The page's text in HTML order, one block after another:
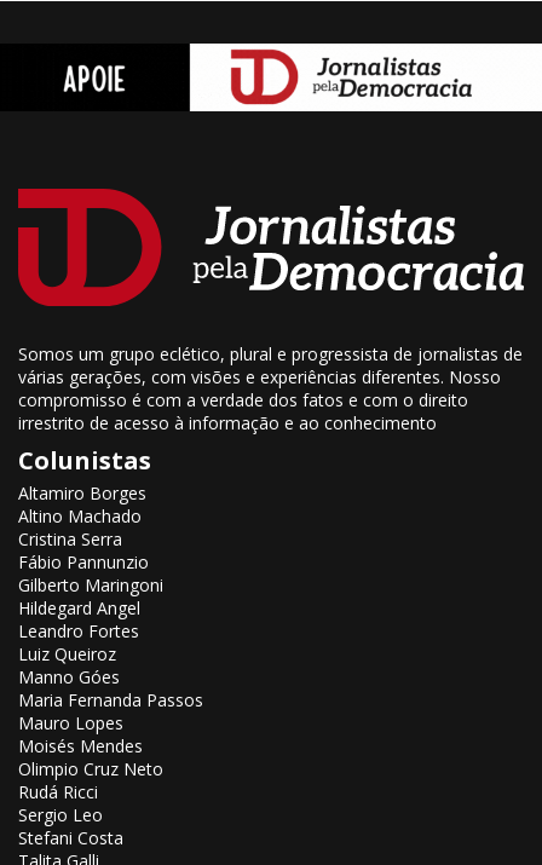
Somos um grupo eclético, plural e progressista de jornalistas de
várias gerações, com visões e experiências diferentes. Nosso
compromisso é com a verdade dos fatos e com o direito
irrestrito de acesso à informação e ao conhecimento
Colunistas
Altamiro Borges
Altino Machado
Cristina Serra
Fábio Pannunzio
Gilberto Maringoni
Hildegard Angel
Leandro Fortes
Luiz Queiroz
Manno Góes
Maria Fernanda Passos
Mauro Lopes
Moisés Mendes
Olimpio Cruz Neto
Rudá Ricci
Sergio Leo
Stefani Costa
Talita Galli